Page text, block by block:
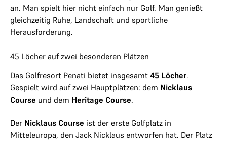
an. Man spielt hier nicht einfach nur Golf. Man genießt
gleichzeitig Ruhe, Landschaft und sportliche
Herausforderung.
45 Löcher auf zwei besonderen Plätzen
Das Golfresort Penati bietet insgesamt 45 Löcher.
Gespielt wird auf zwei Hauptplätzen: dem Nicklaus
Course und dem Heritage Course.
Der Nicklaus Course ist der erste Golfplatz in
Mitteleuropa, den Jack Nicklaus entworfen hat. Der Platz